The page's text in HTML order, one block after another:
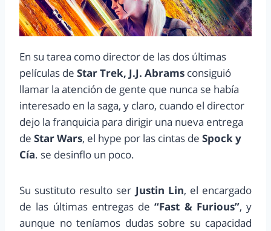
En su tarea como director de las dos últimas
películas de Star Trek, J.J. Abrams consiguió
llamar la atención de gente que nunca se había
interesado en la saga, y claro, cuando el director
dejo la franquicia para dirigir una nueva entrega
de Star Wars, el hype por las cintas de Spock y
Cía. se desinflo un poco.
Su sustituto resulto ser Justin Lin, el encargado
de las últimas entregas de “Fast & Furious”, y
aunque no teníamos dudas sobre su capacidad